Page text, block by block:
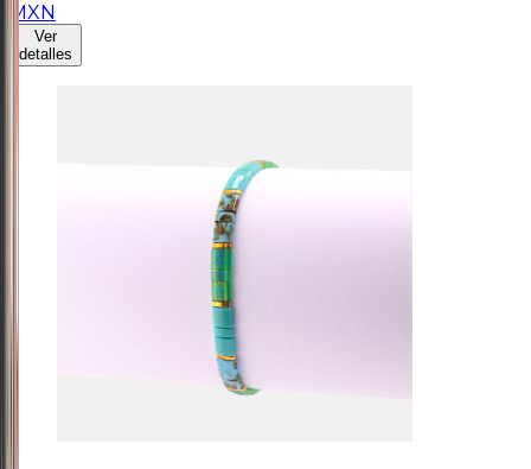
MXN
Ver
detalles